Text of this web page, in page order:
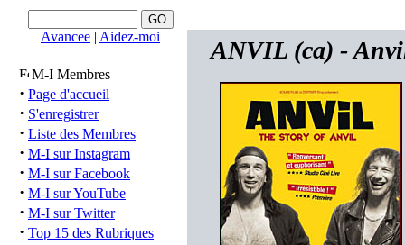
Avancee | Aidez-moi
M-I Membres
· Page d'accueil
· S'enregistrer
· Liste des Membres
· M-I sur Instagram
· M-I sur Facebook
· M-I sur YouTube
· M-I sur Twitter
· Top 15 des Rubriques
ANVIL (ca) -